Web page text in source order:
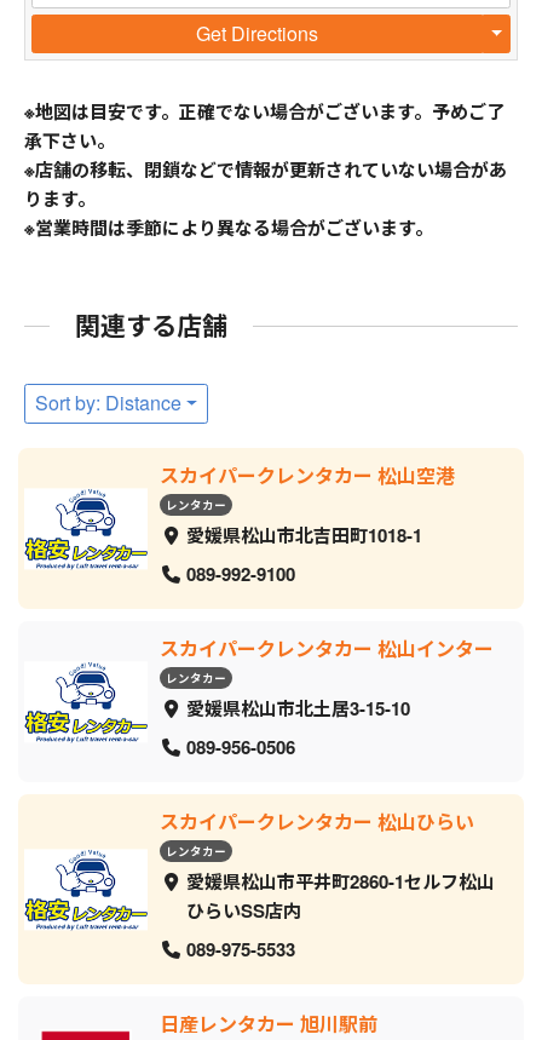
Get Directions
※地図は目安です。正確でない場合がございます。予めご了
承下さい。
※店舗の移転、閉鎖などで情報が更新されていない場合があ
ります。
※営業時間は季節により異なる場合がございます。
関連する店舗
Sort by: Distance
スカイパークレンタカー 松山空港
レンタカー
愛媛県松山市北吉田町1018-1
089-992-9100
スカイパークレンタカー 松山インター
レンタカー
愛媛県松山市北土居3-15-10
089-956-0506
スカイパークレンタカー 松山ひらい
レンタカー
愛媛県松山市平井町2860-1セルフ松山
ひらいSS店内
089-975-5533
日産レンタカー 旭川駅前